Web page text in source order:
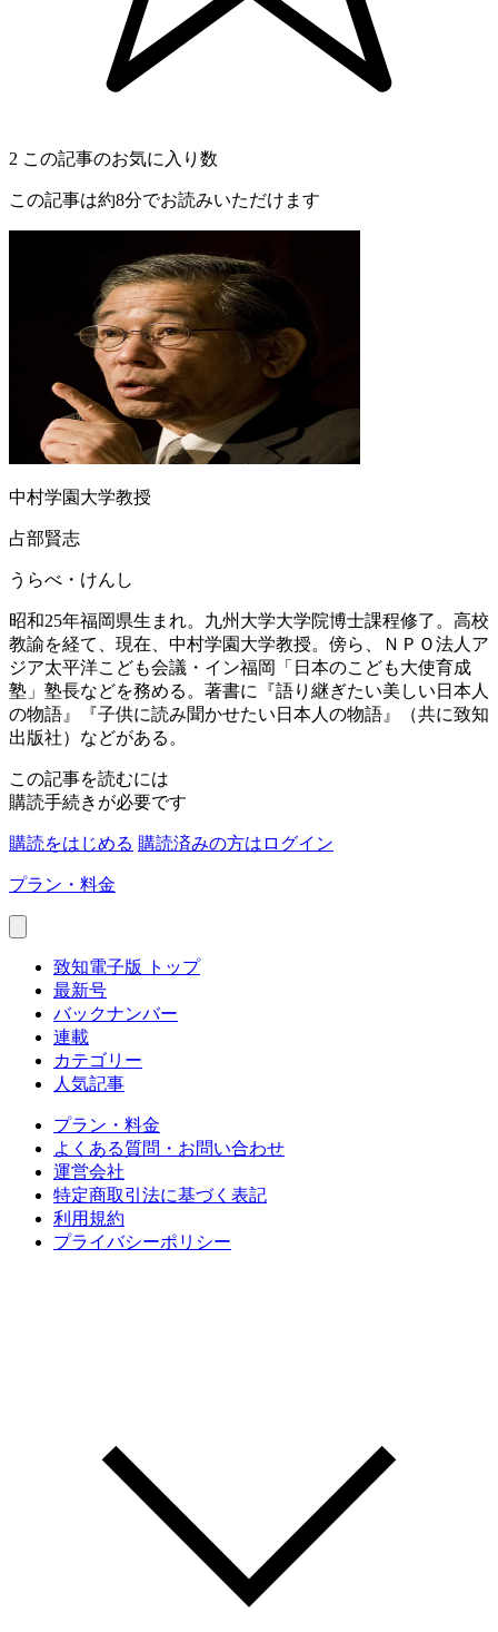
2 この記事のお気に入り数
この記事は約8分でお読みいただけます
中村学園大学教授
占部賢志
うらべ・けんし
昭和25年福岡県生まれ。九州大学大学院博士課程修了。高校
教諭を経て、現在、中村学園大学教授。傍ら、ＮＰＯ法人ア
ジア太平洋こども会議・イン福岡「日本のこども大使育成
塾」塾長などを務める。著書に『語り継ぎたい美しい日本人
の物語』『子供に読み聞かせたい日本人の物語』（共に致知
出版社）などがある。
この記事を読むには
購読手続きが必要です
購読をはじめる 購読済みの方はログイン
プラン・料金
致知電子版 トップ
最新号
バックナンバー
連載
カテゴリー
人気記事
プラン・料金
よくある質問・お問い合わせ
運営会社
特定商取引法に基づく表記
利用規約
プライバシーポリシー